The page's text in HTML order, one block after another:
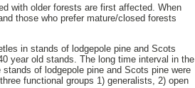
with older forests are first affected. When
those who prefer mature/closed forests
in stands of lodgepole pine and Scots
year old stands. The long time interval in the
of lodgepole pine and Scots pine were
functional groups 1) generalists, 2) open